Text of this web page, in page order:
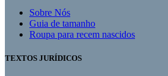
Sobre Nós
Guia de tamanho
Roupa para recem nascidos
TEXTOS JURÍDICOS